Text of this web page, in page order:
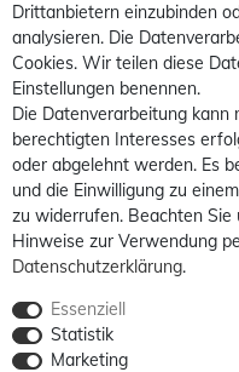
Drittanbietern einzubinden
analysieren. Die
Cookies. Wir teilen diese
Einstellungen benennen.
Die Datenverarbeitung kann
berechtigten Interesses
oder abgelehnt werden. Es
und die Einwilligung zu
zu widerrufen. Beachten Sie
Hinweise zur Verwendung
Daten­schutz­erklärung.
Essenziell
Statistik
Marketing